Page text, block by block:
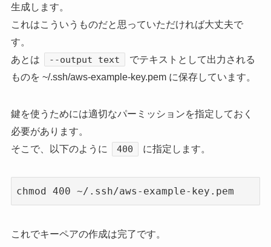
生成します。
これはこういうものだと思っていただければ大丈夫で
す。
あとは
--output text
でテキストとして出力される
ものを ~/.ssh/aws-example-key.pem に保存しています。
鍵を使うためには適切なパーミッションを指定しておく
必要があります。
そこで、以下のように
400 に指定します。
chmod 400 ~/.ssh/aws-example-key.pem
これでキーペアの作成は完了です。